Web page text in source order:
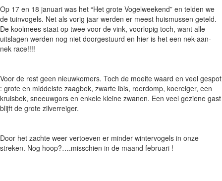
Op 17 en 18 januari was het “Het grote Vogelweekend” en telden we
de tuinvogels. Net als vorig jaar werden er meest huismussen geteld.
De koolmees staat op twee voor de vink, voorlopig toch, want alle
uitslagen werden nog niet doorgestuurd en hier is het een nek-aan-
nek race!!!!
Voor de rest geen nieuwkomers. Toch de moeite waard en veel gespot
: grote en middelste zaagbek, zwarte ibis, roerdomp, koereiger, een
kruisbek, sneeuwgors en enkele kleine zwanen. Een veel geziene gast
blijft de grote zilverreiger.
Door het zachte weer vertoeven er minder wintervogels in onze
streken. Nog hoop?….misschien in de maand februari !